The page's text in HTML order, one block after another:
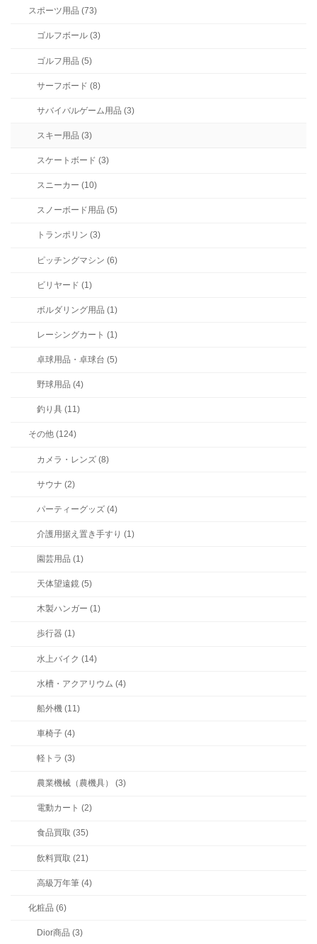
スポーツ用品 (73)
ゴルフボール (3)
ゴルフ用品 (5)
サーフボード (8)
サバイバルゲーム用品 (3)
スキー用品 (3)
スケートボード (3)
スニーカー (10)
スノーボード用品 (5)
トランポリン (3)
ピッチングマシン (6)
ビリヤード (1)
ボルダリング用品 (1)
レーシングカート (1)
卓球用品・卓球台 (5)
野球用品 (4)
釣り具 (11)
その他 (124)
カメラ・レンズ (8)
サウナ (2)
パーティーグッズ (4)
介護用据え置き手すり (1)
園芸用品 (1)
天体望遠鏡 (5)
木製ハンガー (1)
歩行器 (1)
水上バイク (14)
水槽・アクアリウム (4)
船外機 (11)
車椅子 (4)
軽トラ (3)
農業機械（農機具） (3)
電動カート (2)
食品買取 (35)
飲料買取 (21)
高級万年筆 (4)
化粧品 (6)
Dior商品 (3)